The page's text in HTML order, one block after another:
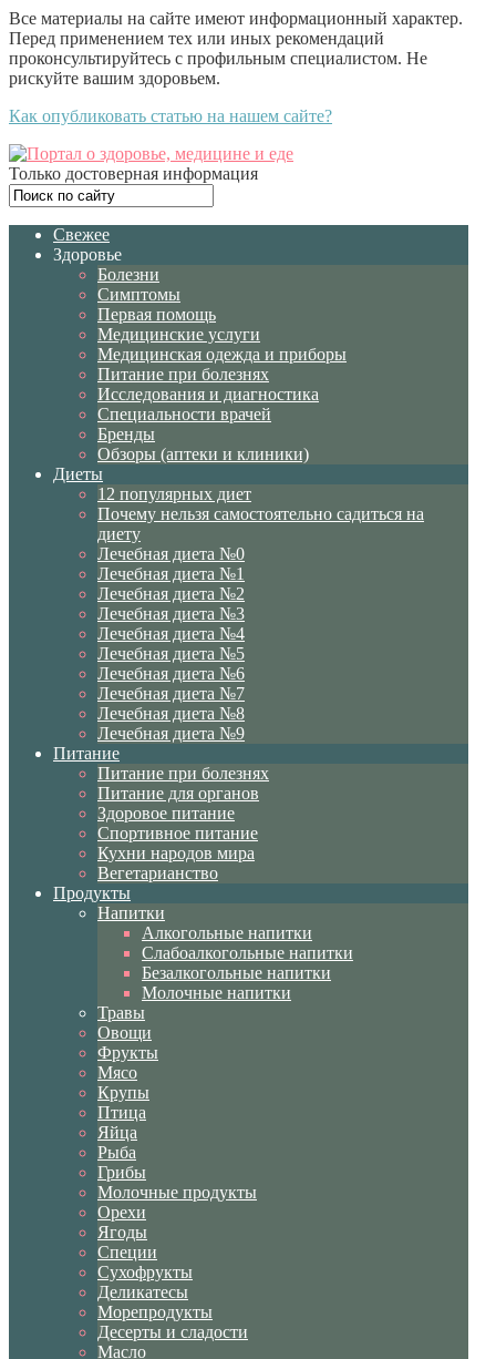
Все материалы на сайте имеют информационный характер.
Перед применением тех или иных рекомендаций
проконсультируйтесь с профильным специалистом. Не
рискуйте вашим здоровьем.
Как опубликовать статью на нашем сайте?
Только достоверная информация
Свежее
Здоровье
Болезни
Симптомы
Первая помощь
Медицинские услуги
Медицинская одежда и приборы
Питание при болезнях
Исследования и диагностика
Специальности врачей
Бренды
Обзоры (аптеки и клиники)
Диеты
12 популярных диет
Почему нельзя самостоятельно садиться на
диету
Лечебная диета №0
Лечебная диета №1
Лечебная диета №2
Лечебная диета №3
Лечебная диета №4
Лечебная диета №5
Лечебная диета №6
Лечебная диета №7
Лечебная диета №8
Лечебная диета №9
Питание
Питание при болезнях
Питание для органов
Здоровое питание
Спортивное питание
Кухни народов мира
Вегетарианство
Продукты
Напитки
Алкогольные напитки
Слабоалкогольные напитки
Безалкогольные напитки
Молочные напитки
Травы
Овощи
Фрукты
Мясо
Крупы
Птица
Яйца
Рыба
Грибы
Молочные продукты
Орехи
Ягоды
Специи
Сухофрукты
Деликатесы
Морепродукты
Десерты и сладости
Масло